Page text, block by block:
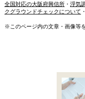
全国対応の大阪府興信所・ 浮気
クグラウンドチェックについて ・
※このページ内の文章・画像等